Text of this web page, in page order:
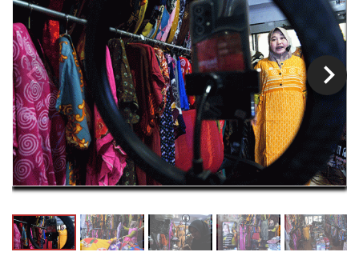
chevron_right
chevron_left